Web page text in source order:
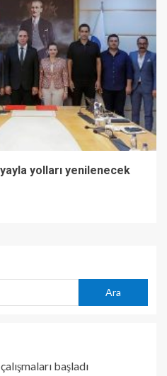
yolları yenilenecek
Ara
başladı